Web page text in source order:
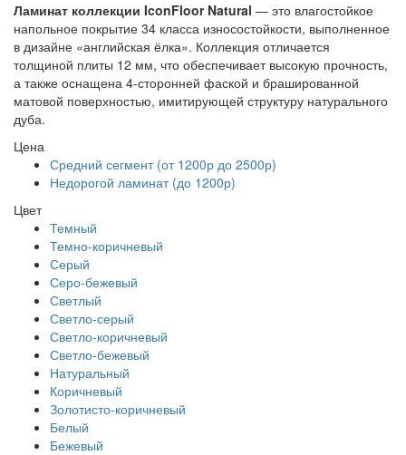
Ламинат коллекции IconFloor Natural — это влагостойкое
напольное покрытие 34 класса износостойкости, выполненное
в дизайне «английская ёлка». Коллекция отличается
толщиной плиты 12 мм, что обеспечивает высокую прочность,
а также оснащена 4-сторонней фаской и брашированной
матовой поверхностью, имитирующей структуру натурального
дуба.
Цена
Средний сегмент (от 1200р до 2500р)
Недорогой ламинат (до 1200р)
Цвет
Темный
Темно-коричневый
Серый
Серо-бежевый
Светлый
Светло-серый
Светло-коричневый
Светло-бежевый
Натуральный
Коричневый
Золотисто-коричневый
Белый
Бежевый